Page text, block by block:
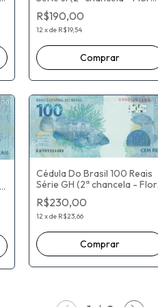
De Estampa) Paulo Roberto
Nunes Guedes / Roberto
Campos Neto
R$190,00
12 xde R$19,54
Cédula Do Brasil 100 Reais
Série GH (2ª chancela - Flor
De Estampa) Henrique de
Campos Meirelles / Ilan
Goldfajn
R$230,00
12 xde R$23,66